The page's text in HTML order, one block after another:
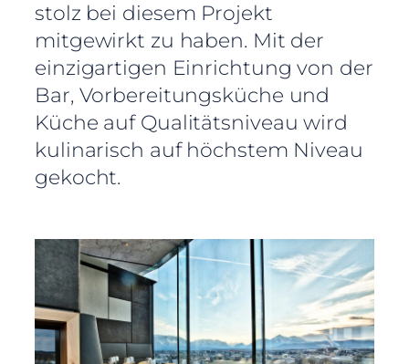
stolz bei diesem Projekt
mitgewirkt zu haben. Mit der
einzigartigen Einrichtung von der
Bar, Vorbereitungsküche und
Küche auf Qualitätsniveau wird
kulinarisch auf höchstem Niveau
gekocht.